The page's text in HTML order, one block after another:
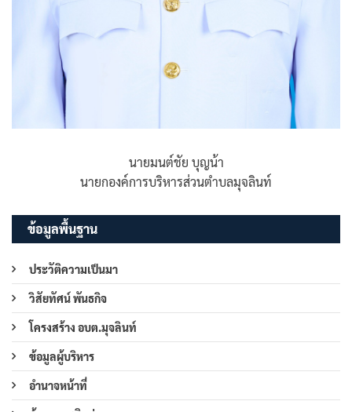
นายมนต์ชัย บุญน้า
นายกองค์การบริหารส่วนตำบลมุจลินท์
ข้อมูลพื้นฐาน
ประวัติความเป็นมา
วิสัยทัศน์ พันธกิจ
โครงสร้าง อบต.มุจลินท์
ข้อมูลผู้บริหาร
อำนาจหน้าที่